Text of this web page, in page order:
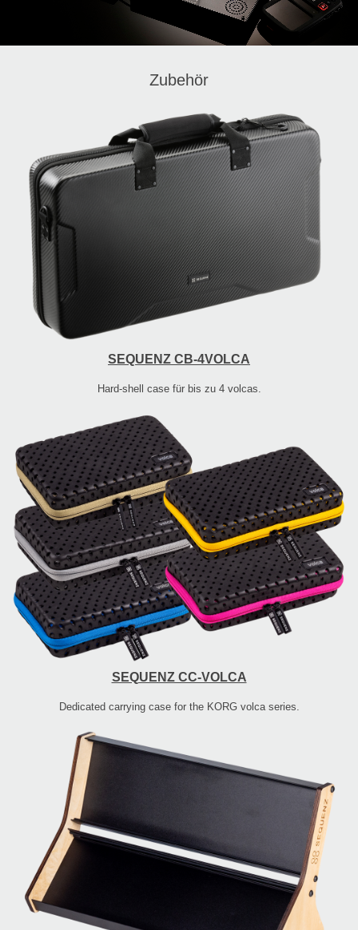
Zubehör
SEQUENZ CB-4VOLCA
Hard-shell case für bis zu 4 volcas.
SEQUENZ CC-VOLCA
Dedicated carrying case for the KORG volca series.